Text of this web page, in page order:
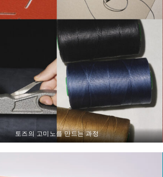
토즈의 고미노를 만드는 과정